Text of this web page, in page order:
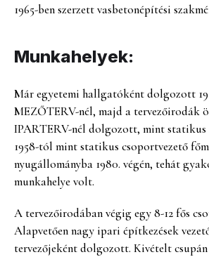
1965-ben szerzett vasbetonépítési
Munkahelyek:
Már egyetemi hallgatóként dolgozott
MEZŐTERV-nél, majd a tervezőirodák
IPARTERV-nél dolgozott, mint statikus
1958-tól mint statikus csoportvezető
nyugállományba 1980. végén, tehát
munkahelye volt.
A tervezőirodában végig egy 8-12 fős
Alapvetően nagy ipari építkezések
tervezőjeként dolgozott. Kivételt csupán